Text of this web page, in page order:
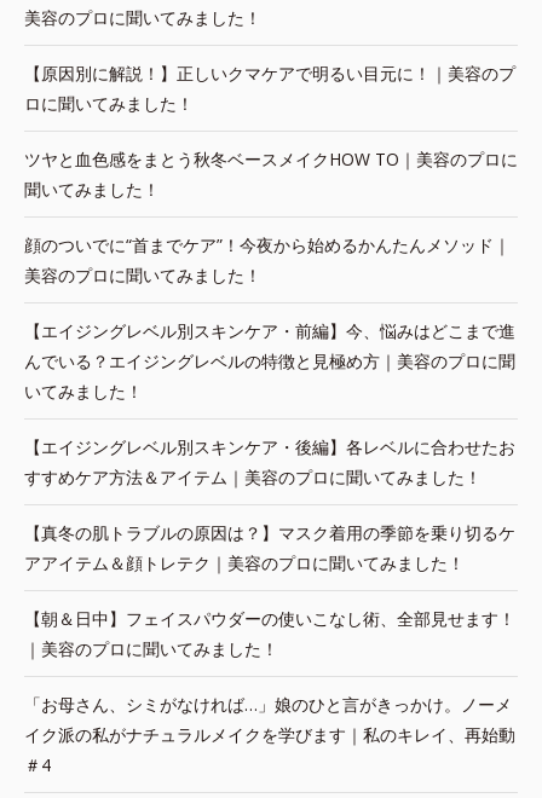
美容のプロに聞いてみました！
【原因別に解説！】正しいクマケアで明るい目元に！｜美容のプ
ロに聞いてみました！
ツヤと血色感をまとう秋冬ベースメイクHOW TO｜美容のプロに
聞いてみました！
顔のついでに“首までケア”！今夜から始めるかんたんメソッド｜
美容のプロに聞いてみました！
【エイジングレベル別スキンケア・前編】今、悩みはどこまで進
んでいる？エイジングレベルの特徴と見極め方｜美容のプロに聞
いてみました！
【エイジングレベル別スキンケア・後編】各レベルに合わせたお
すすめケア方法＆アイテム｜美容のプロに聞いてみました！
【真冬の肌トラブルの原因は？】マスク着用の季節を乗り切るケ
アアイテム＆顔トレテク｜美容のプロに聞いてみました！
【朝＆日中】フェイスパウダーの使いこなし術、全部見せます！
｜美容のプロに聞いてみました！
「お母さん、シミがなければ…」娘のひと言がきっかけ。ノーメ
イク派の私がナチュラルメイクを学びます｜私のキレイ、再始動
＃4